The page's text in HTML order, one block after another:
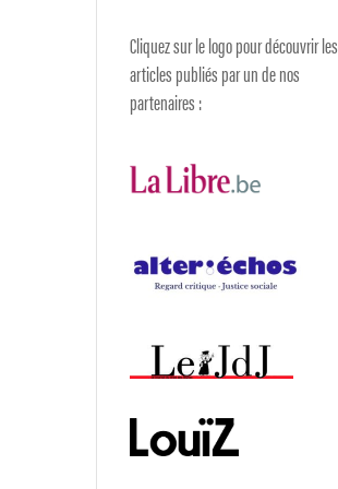
Cliquez sur le logo pour découvrir les
articles publiés par un de nos
partenaires :